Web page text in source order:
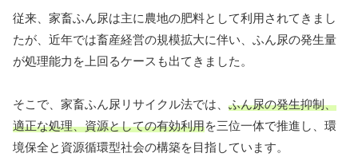
従来、家畜ふん尿は主に農地の肥料として利用されてきまし
たが、近年では畜産経営の規模拡大に伴い、ふん尿の発生量
が処理能力を上回るケースも出てきました。
そこで、家畜ふん尿リサイクル法では、 ふん尿の発生抑制、
適正な処理、資源としての有効利用を三位一体で推進し、環
境保全と資源循環型社会の構築を目指しています。